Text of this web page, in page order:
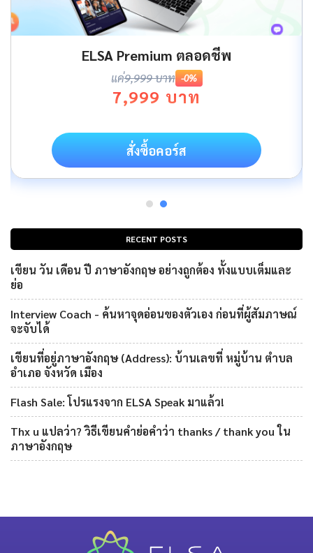
RECENT POSTS
เขียน วัน เดือน ปี ภาษาอังกฤษ อย่างถูกต้อง ทั้งแบบเต็มและ
ย่อ
Interview Coach - ค้นหาจุดอ่อนของตัวเอง ก่อนที่ผู้สัมภาษณ์
จะจับได้
เขียนที่อยู่ภาษาอังกฤษ (Address): บ้านเลขที่ หมู่บ้าน ตำบล
อำเภอ จังหวัด เมือง
Flash Sale: โปรแรงจาก ELSA Speak มาแล้ว!
Thx u แปลว่า? วิธีเขียนคำย่อคำว่า thanks / thank you ใน
ภาษาอังกฤษ
ELSA Premium ตลอดชีพ
แค่9,999 บาท -0%
7,999 บาท
สั่งซื้อคอร์ส